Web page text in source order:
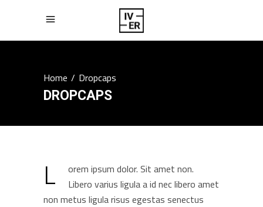
Home/Dropcaps
DROPCAPS
L
orem ipsum dolor. Sit amet non.
Libero varius ligula a id nec libero amet
non metus ligula risus egestas senectus